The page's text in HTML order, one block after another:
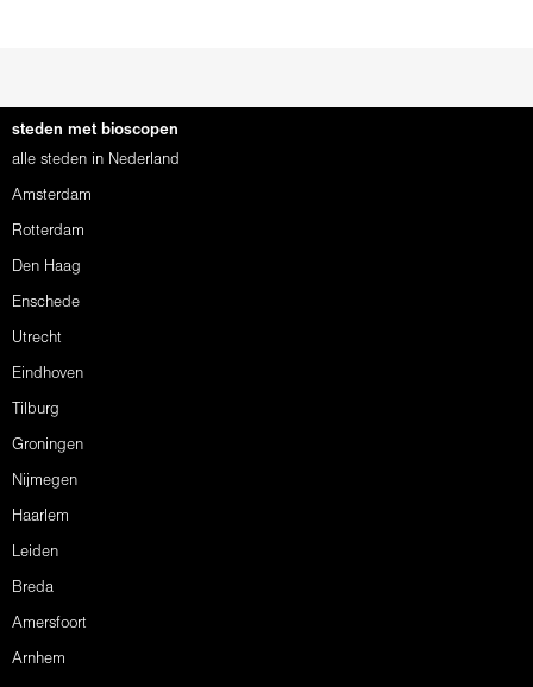
steden met bioscopen
alle steden in Nederland
Amsterdam
Rotterdam
Den Haag
Enschede
Utrecht
Eindhoven
Tilburg
Groningen
Nijmegen
Haarlem
Leiden
Breda
Amersfoort
Arnhem